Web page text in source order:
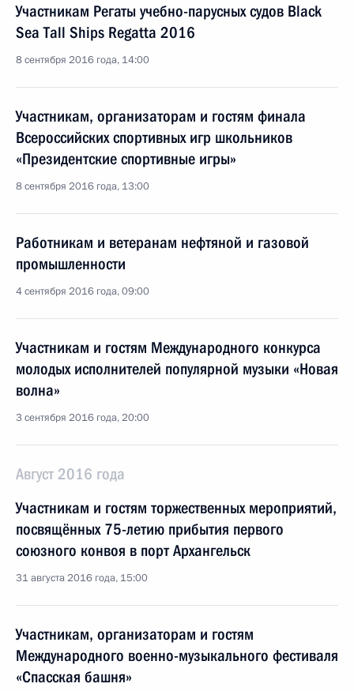
Участникам Регаты учебно-парусных судов Black
Sea Tall Ships Regatta 2016
8 сентября 2016 года, 14:00
Участникам, организаторам и гостям финала
Всероссийских спортивных игр школьников
«Президентские спортивные игры»
8 сентября 2016 года, 13:00
Работникам и ветеранам нефтяной и газовой
промышленности
4 сентября 2016 года, 09:00
Участникам и гостям Международного конкурса
молодых исполнителей популярной музыки «Новая
волна»
3 сентября 2016 года, 20:00
Август 2016 года
Участникам и гостям торжественных мероприятий,
посвящённых 75-летию прибытия первого
союзного конвоя в порт Архангельск
31 августа 2016 года, 15:00
Участникам, организаторам и гостям
Международного военно-музыкального фестиваля
«Спасская башня»